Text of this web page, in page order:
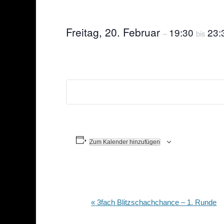
Freitag, 20. Februar – 19:30 bis
Zum Kalender hinzufügen
Veranstaltung-
« 3fach Blitzschachchance – 1. Runde